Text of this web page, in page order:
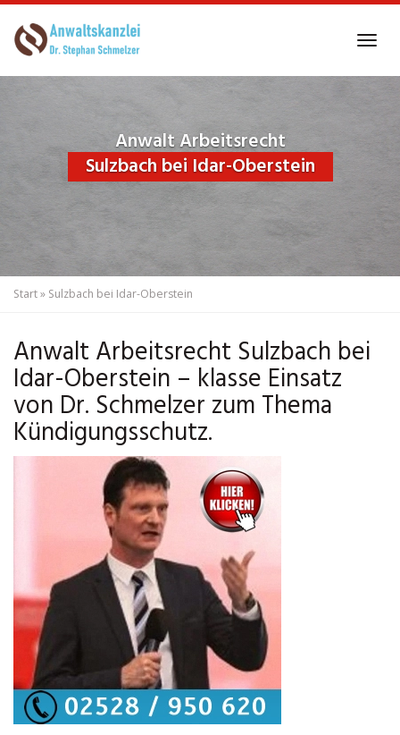
to
Anwalt Arbeitsrecht
Sulzbach bei Idar-Oberstein
Start» Sulzbach bei Idar-Oberstein
Anwalt Arbeitsrecht Sulzbach bei
Idar-Oberstein – klasse Einsatz
von Dr. Schmelzer zum Thema
Kündigungsschutz.